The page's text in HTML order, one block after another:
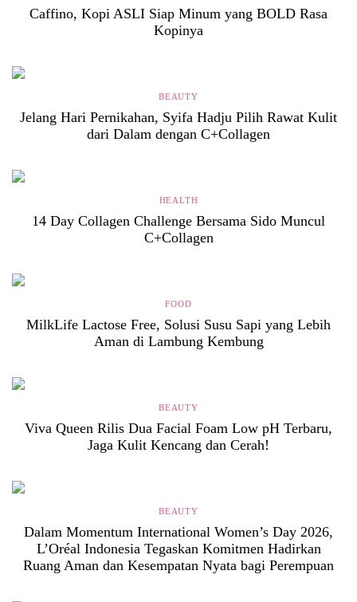
Caffino, Kopi ASLI Siap Minum yang BOLD Rasa
Kopinya
BEAUTY
Jelang Hari Pernikahan, Syifa Hadju Pilih Rawat Kulit
dari Dalam dengan C+Collagen
HEALTH
14 Day Collagen Challenge Bersama Sido Muncul
C+Collagen
FOOD
MilkLife Lactose Free, Solusi Susu Sapi yang Lebih
Aman di Lambung Kembung
BEAUTY
Viva Queen Rilis Dua Facial Foam Low pH Terbaru,
Jaga Kulit Kencang dan Cerah!
BEAUTY
Dalam Momentum International Women’s Day 2026,
L’Oréal Indonesia Tegaskan Komitmen Hadirkan
Ruang Aman dan Kesempatan Nyata bagi Perempuan